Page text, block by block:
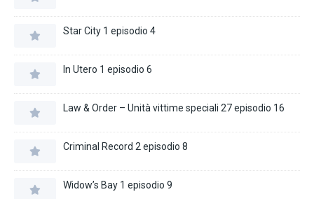
Star City 1 episodio 4
In Utero 1 episodio 6
Law & Order – Unità vittime speciali 27 episodio 16
Criminal Record 2 episodio 8
Widow’s Bay 1 episodio 9